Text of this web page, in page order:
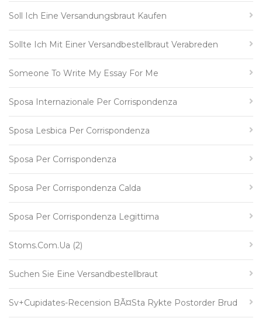
Soll Ich Eine Versandungsbraut Kaufen
Sollte Ich Mit Einer Versandbestellbraut Verabreden
Someone To Write My Essay For Me
Sposa Internazionale Per Corrispondenza
Sposa Lesbica Per Corrispondenza
Sposa Per Corrispondenza
Sposa Per Corrispondenza Calda
Sposa Per Corrispondenza Legittima
Stoms.com.ua (2)
Suchen Sie Eine Versandbestellbraut
Sv+cupidates-Recension BÃ¤sta Rykte Postorder Brud